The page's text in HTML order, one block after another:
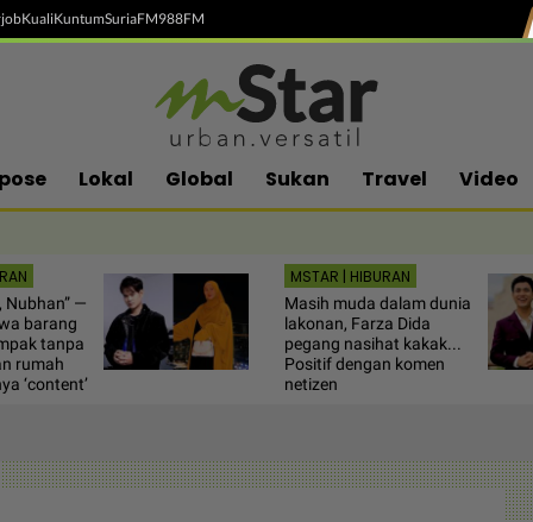
KualiKuntumSuriaFM988FM
Lokal Global Sukan Travel Video
Nubhan” —
barang
tanpa
rumah
‘content’
MSTAR | HIBURAN
Masih muda dalam dunia
lakonan, Farza Dida
pegang nasihat kakak...
Positif dengan komen
netizen